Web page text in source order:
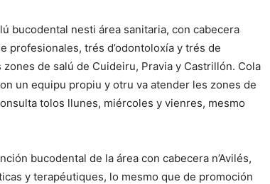
bucodental nesti área sanitaria, con cabecera
profesionales, trés d’odontoloxía y trés de
de salú de Cuideiru, Pravia y Castrillón. Cola
un equipu propiu y otru va atender les zones de
tolos llunes, miércoles y vienres, mesmo
bucodental de la área con cabecera n’Avilés,
y terapéutiques, lo mesmo que de promoción